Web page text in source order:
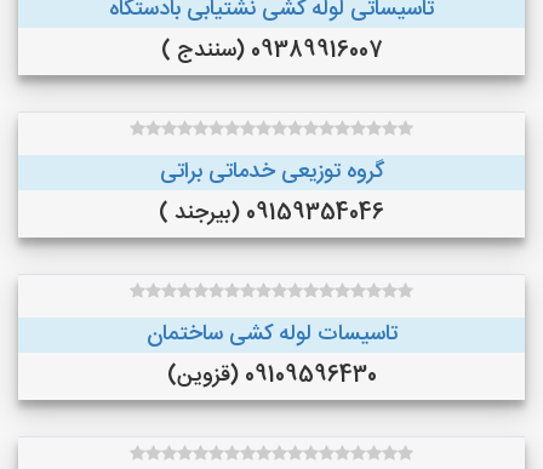
تاسیساتی لوله کشی نشتیابی بادستگاه
09389916007 (سنندج )
گروه توزیعی خدماتی براتی
09159354046 (بیرجند )
تاسیسات لوله کشی ساختمان
09109596430 (قزوین)